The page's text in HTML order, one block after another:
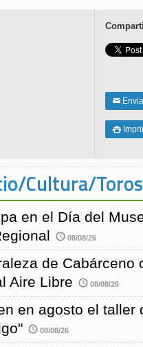
✉

Cultura/Toros
en el Día del
08/08/26
de Cabárceno
Aire Libre
08/08/26
en agosto el taller
08/08/26